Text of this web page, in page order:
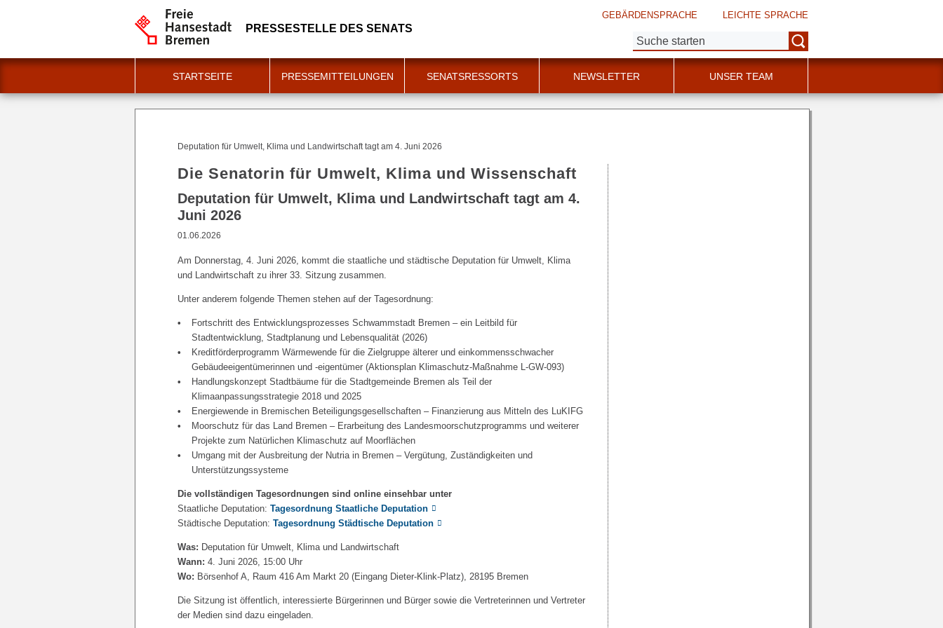
PRESSESTELLE DES SENATS
GEBÄRDENSPRACHE LEICHTE SPRACHE
Suche:
STARTSEITE PRESSEMITTEILUNGEN SENATSRESSORTS NEWSLETTER UNSER TEAM
Deputation für Umwelt, Klima und Landwirtschaft tagt am 4. Juni 2026
Die Senatorin für Umwelt, Klima und Wissenschaft
Deputation für Umwelt, Klima und Landwirtschaft tagt am 4.
Juni 2026
01.06.2026
Am Donnerstag, 4. Juni 2026, kommt die staatliche und städtische Deputation für Umwelt, Klima
und Landwirtschaft zu ihrer 33. Sitzung zusammen.
Unter anderem folgende Themen stehen auf der Tagesordnung:
Fortschritt des Entwicklungsprozesses Schwammstadt Bremen – ein Leitbild für
Stadtentwicklung, Stadtplanung und Lebensqualität (2026)
Kreditförderprogramm Wärmewende für die Zielgruppe älterer und einkommensschwacher
Gebäudeeigentümerinnen und -eigentümer (Aktionsplan Klimaschutz-Maßnahme L-GW-093)
Handlungskonzept Stadtbäume für die Stadtgemeinde Bremen als Teil der
Klimaanpassungsstrategie 2018 und 2025
Energiewende in Bremischen Beteiligungsgesellschaften – Finanzierung aus Mitteln des LuKIFG
Moorschutz für das Land Bremen – Erarbeitung des Landesmoorschutzprogramms und weiterer
Projekte zum Natürlichen Klimaschutz auf Moorflächen
Umgang mit der Ausbreitung der Nutria in Bremen – Vergütung, Zuständigkeiten und
Unterstützungssysteme
Die vollständigen Tagesordnungen sind online einsehbar unter
Staatliche Deputation: Tagesordnung Staatliche Deputation
Städtische Deputation: Tagesordnung Städtische Deputation
Was: Deputation für Umwelt, Klima und Landwirtschaft
Wann: 4. Juni 2026, 15:00 Uhr
Wo: Börsenhof A, Raum 416 Am Markt 20 (Eingang Dieter-Klink-Platz), 28195 Bremen
Die Sitzung ist öffentlich, interessierte Bürgerinnen und Bürger sowie die Vertreterinnen und Vertreter
der Medien sind dazu eingeladen.